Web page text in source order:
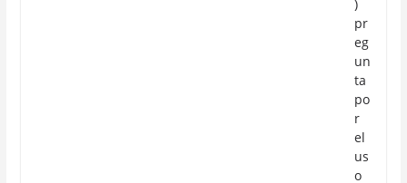
)
pr
eg
un
ta
po
r
el
us
o